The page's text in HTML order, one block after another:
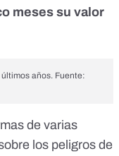
meses su valor
años. Fuente:
de varias
los peligros de